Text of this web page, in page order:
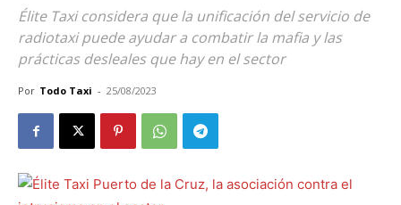
Élite Taxi considera que la unificación del servicio de
radiotaxi puede ayudar a combatir la mafia y las
prácticas desleales que hay en el sector
Por Todo Taxi - 25/08/2023